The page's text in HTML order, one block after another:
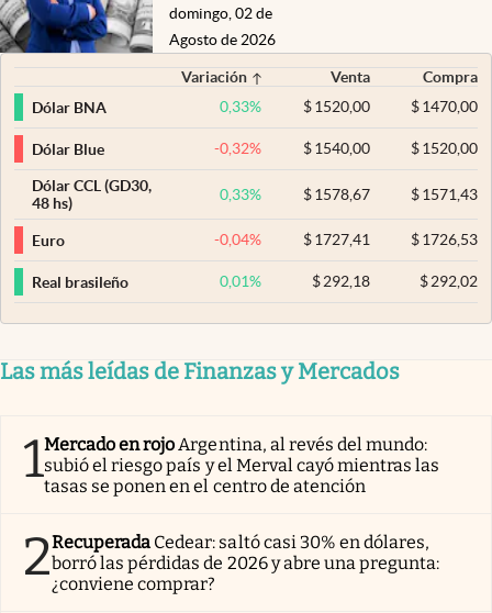
domingo, 02 de
Agosto de 2026
Variación Venta
Compra
Dólar BNA
0,33% $ 1520,00 $1470,00
Dólar Blue -0,32% $ 1540,00 $1520,00
Dólar CCL (GD30,
48 hs)
0,33% $ 1578,67 $1571,43
Euro -0,04% $ 1727,41 $1726,53
Real brasileño 0,01% $292,18 $292,02
Las más leídas de Finanzas y Mercados
1Mercado en rojoArgentina, al revés del mundo:
subió el riesgo país y el Merval cayó mientras las
tasas se ponen en el centro de atención
2Recuperada Cedear: saltó casi 30% en dólares,
borró las pérdidas de 2026 y abre una pregunta:
¿conviene comprar?